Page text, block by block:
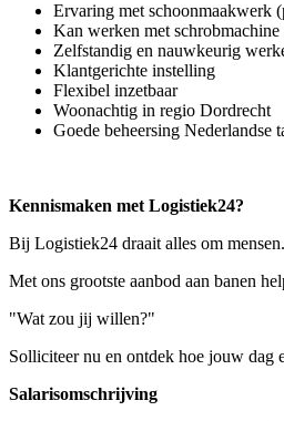
Ervaring met schoonmaakwerk
Kan werken met schrobmachine
Zelfstandig en nauwkeurig
Klantgerichte instelling
Flexibel inzetbaar
Woonachtig in regio Dordrecht
Goede beheersing Nederlandse
Kennismaken met Logistiek24?
Bij Logistiek24 draait alles om
Met ons grootste aanbod aan banen
"Wat zou jij willen?"
Solliciteer nu en ontdek hoe jouw dag
Salarisomschrijving